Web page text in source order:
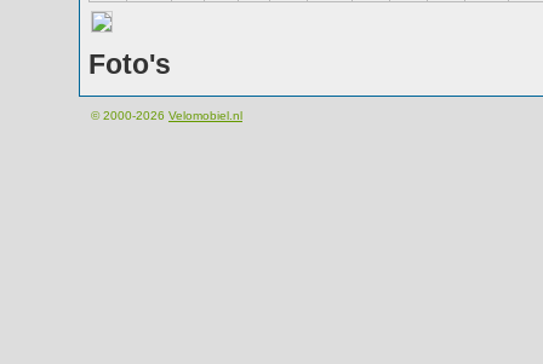
Foto's
© 2000-2026 Velomobiel.nl